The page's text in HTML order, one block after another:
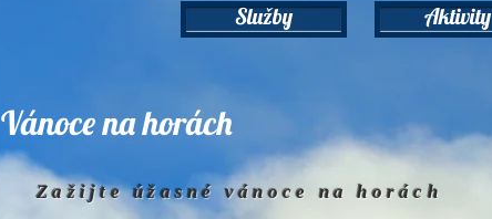
Služby Aktivity
Vánoce na horách
Zažijte úžasné vánoce na horách